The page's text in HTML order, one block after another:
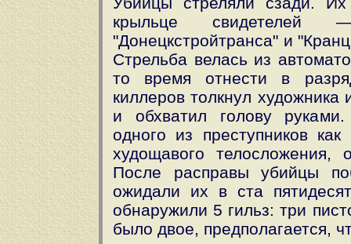
крыльце свидетелей —
"Донецкстройтранса" и
Стрельба велась из
то время отнести в
киллеров толкнул
и обхватил голову
одного из преступников
худощавого телосложения,
После расправы убийцы
ожидали их в ста
обнаружили 5 гильз: три
было двое, предполагается,